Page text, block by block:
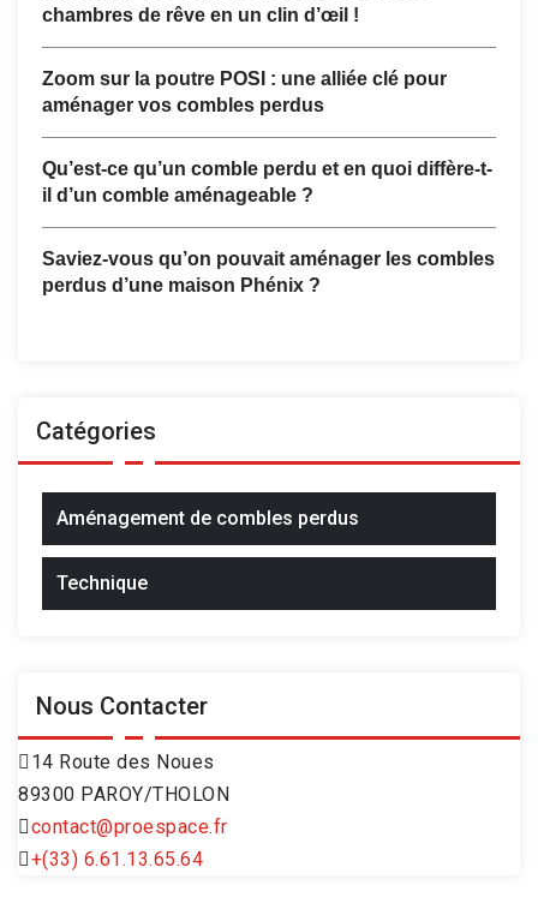
chambres de rêve en un clin d’œil !
Zoom sur la poutre POSI : une alliée clé pour
aménager vos combles perdus
Qu’est-ce qu’un comble perdu et en quoi diffère-t-
il d’un comble aménageable ?
Saviez-vous qu’on pouvait aménager les combles
perdus d’une maison Phénix ?
Catégories
Aménagement de combles perdus
Technique
Nous Contacter
14 Route des Noues
89300 PAROY/THOLON
contact@proespace.fr
+(33) 6.61.13.65.64